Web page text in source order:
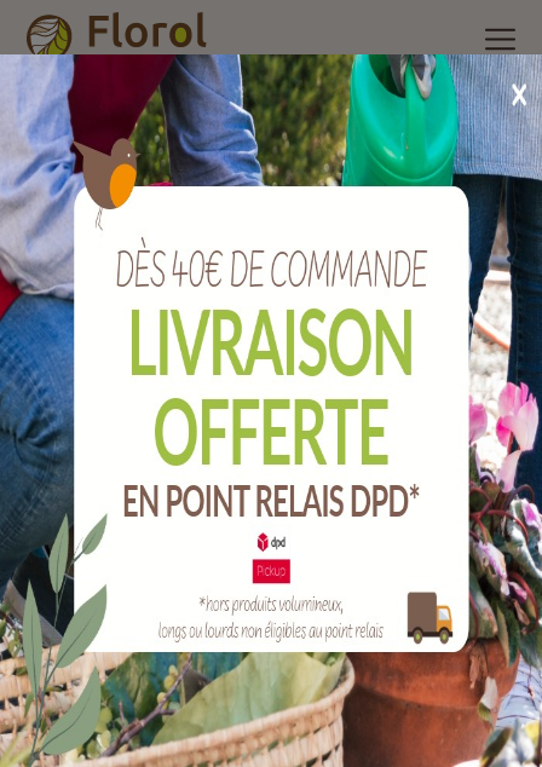
Accueil Nos produits /Engrais et produits phytosanitaire/
Auxiliaires de culture/Nématodes anti-nuisibles du potager
Nématodes anti-nuisibles du potager
Ref :
PV-AUX-02001
EAN :3308083051740
Marque :
ARMOSA PROTECTA
Quantité :
Unité
-